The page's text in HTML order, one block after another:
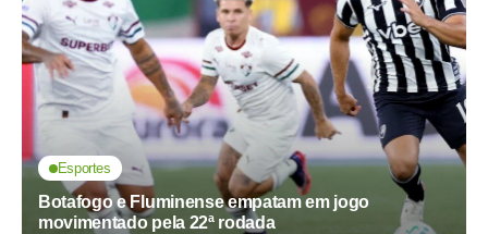
Esportes
Botafogo e Fluminense empatam em jogo
movimentado pela 22ª rodada